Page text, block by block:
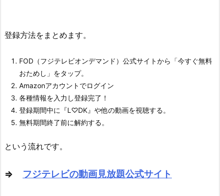
登録方法をまとめます。
FOD（フジテレビオンデマンド）公式サイトから「今すぐ無料
おためし」をタップ。
Amazonアカウントでログイン
各種情報を入力し登録完了！
登録期間中に『L♡DK』や他の動画を視聴する。
無料期間終了前に解約する。
という流れです。
⇒ フジテレビの動画見放題公式サイト